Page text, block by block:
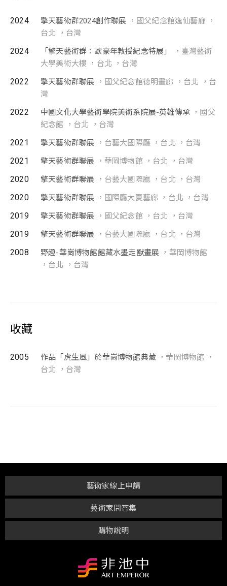
2024 擎天藝術群2024創作聯展 ，國父紀念館逸仙藝廊 ，
台北 ，台灣
2024 「擎天藝術群：歐豪年教授紀念特展」
，臺灣藝術
大學美術大樓 ，台北 ，台灣
2022 擎天藝術群聯展 ，國父紀念館德明畫廊 ，台北 ，台
灣
2022 中國文化大學藝術學院美術系院展-英雄傳承 ，國父
紀念館 ，台北 ，台灣
2021 擎天藝術群聯展 ，台藝大國際廳 ，台北 ，台灣
2021 擎天藝術群聯展 ，華岡博物館 ，台北 ，台灣
2020 擎天藝術群聯展 ，台藝大國際廳 ，台北 ，台灣
2020 擎天藝術群聯展 ，國際廳大夏藝廊 ，台北 ，台灣
2019 擎天藝術群聯展 ，國父紀念館 ，台北 ，台灣
2019 擎天藝術群聯展 ，台藝大國際廳 ，台北 ，台灣
2008 野趣-華崗博物館館藏水墨走獸畫展 ，華岡博物館
，台北 ，台灣
收藏
2005 作品「虎生風」於華崗博物館典藏 ，華岡博物館 ，
台北 ，台灣
購物說明
藝術家問答集
藝術家線上申請